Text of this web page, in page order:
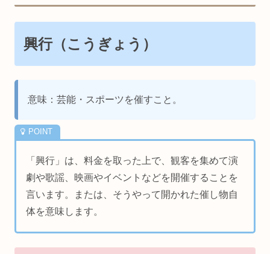
興行（こうぎょう）
意味：芸能・スポーツを催すこと。
「興行」は、料金を取った上で、観客を集めて演
劇や歌謡、映画やイベントなどを開催することを
言います。または、そうやって開かれた催し物自
体を意味します。